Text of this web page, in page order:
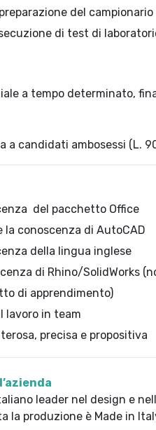
del campionario
di test di
a tempo determinato,
a candidati ambosessi (L.
del pacchetto Office
la conoscenza di AutoCAD
della lingua inglese
di Rhino/SolidWorks
di apprendimento)
lavoro in team
precisa e propositiva
leader nel design e
la produzione è Made in